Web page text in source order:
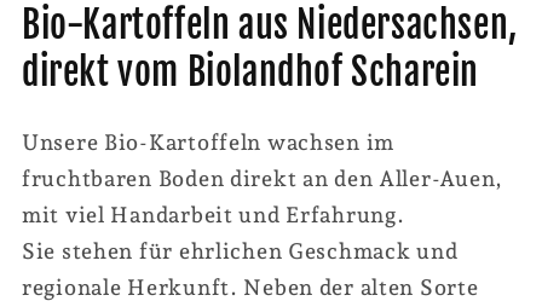
Bio-Kartoffeln aus Niedersachsen,
direkt vom Biolandhof Scharein
Unsere Bio-Kartoffeln wachsen im
fruchtbaren Boden direkt an den Aller-Auen,
mit viel Handarbeit und Erfahrung.
Sie stehen für ehrlichen Geschmack und
regionale Herkunft. Neben der alten Sorte